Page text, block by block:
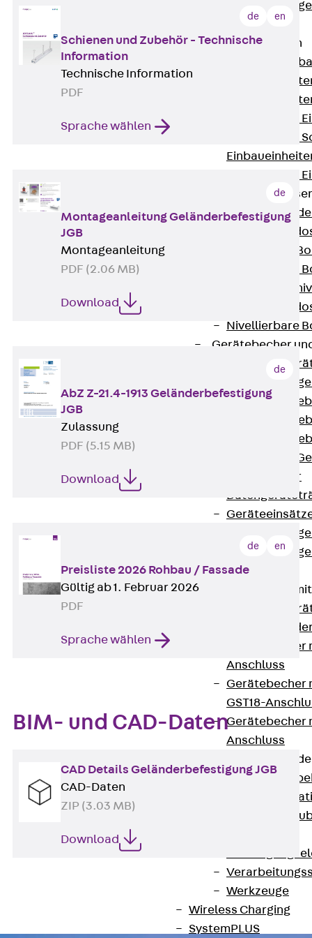
Einbaueinheiten
Nivellierbare
Nivellierbare
Nivellierbare
Zurück
Zubehör für
Nivellierbare
Zubehör für
Nivellierbare
Gerätebecher
Runde
Eckige
Eckige
Zubehör für
Geräteträger
Multimedia
Gerätebecher
Gerätebecher
Anschluss
Gerätebecher
GST18-
Gerätebecher
Anschluss
Zubehör für
Zurück
Optionales
Werkzeuge
Wireless Charging
SystemPLUS
de en
Schienen und Zubehör - Technische
Information
Technische Information
PDF
Sprache wählen
de
Montageanleitung Geländerbefestigung
JGB
Montageanleitung
PDF (2.06 MB)
Download
de
AbZ Z-21.4-1913 Geländerbefestigung
JGB
Zulassung
PDF (5.15 MB)
Download
de en
Preisliste 2026 Rohbau / Fassade
Gültig ab 1. Februar 2026
PDF
Sprache wählen
BIM- und CAD-Daten
CAD Details Geländerbefestigung JGB
CAD-Daten
ZIP (3.03 MB)
Download